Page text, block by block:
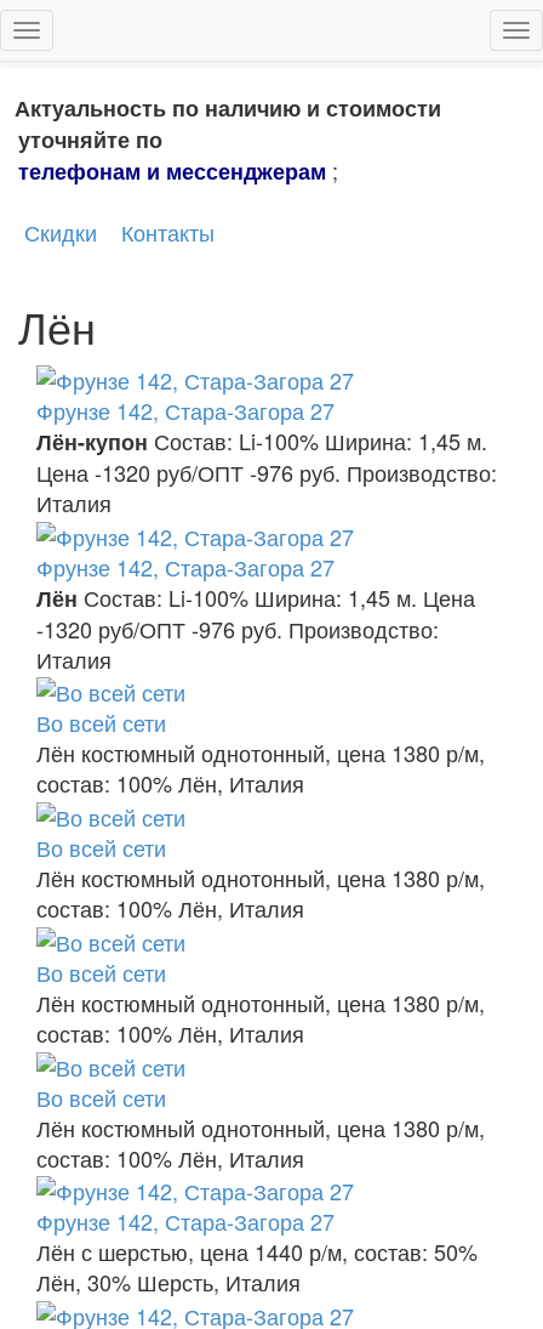
Toggle
navigation
Главная
Актуальность по наличию и стоимости
уточняйте по
телефонам и мессенджерам ;
Скидки
Контакты
Лён
Фрунзе 142, Стара-Загора 27
Лён-купон Состав: Li-100% Ширина: 1,45 м.
Цена -1320 руб/ОПТ -976 руб. Производство:
Италия
Фрунзе 142, Стара-Загора 27
Лён Состав: Li-100% Ширина: 1,45 м. Цена
-1320 руб/ОПТ -976 руб. Производство:
Италия
Во всей сети
Лён костюмный однотонный, цена 1380 р/м,
состав: 100% Лён, Италия
Во всей сети
Лён костюмный однотонный, цена 1380 р/м,
состав: 100% Лён, Италия
Во всей сети
Лён костюмный однотонный, цена 1380 р/м,
состав: 100% Лён, Италия
Во всей сети
Лён костюмный однотонный, цена 1380 р/м,
состав: 100% Лён, Италия
Фрунзе 142, Стара-Загора 27
Лён с шерстью, цена 1440 р/м, состав: 50%
Лён, 30% Шерсть, Италия